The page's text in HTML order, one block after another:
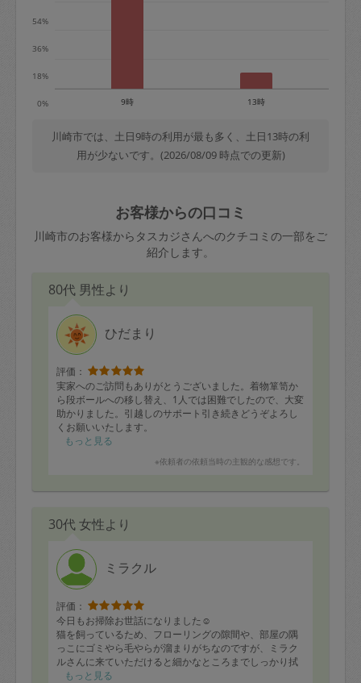
0%
18%
36%
54%
9時 13時
川崎市では、土日9時の利用が最も多く、土日13時の利
用が少ないです。(2026/08/09 時点での更新)
お客様からの口コミ
川崎市のお客様からタスカジさんへのクチコミの一部をご
紹介します。
80代 男性より
ひだまり
評価：
実家へのご訪問もありがとうございました。着物箪笥か
ら段ボールへの移し替え、1人では困難でしたので、大変
助かりました。引越しのサポート引き続きどうぞよろし
くお願いいたします。
いつもありがとうございます。
もっと見る
※依頼者の依頼当時の主観的な感想です。
30代 女性より
ミラクル
評価：
今日もお掃除お世話になりました☺️
猫を飼っているため、フローリングの隙間や、部屋の隅
っこにゴミやら毛やらが溜まりがちなのですが、ミラク
ルさんに来ていただけると細かなところまでしっかり拭
き掃除していただけて空気が綺麗になります💓
もっと見る